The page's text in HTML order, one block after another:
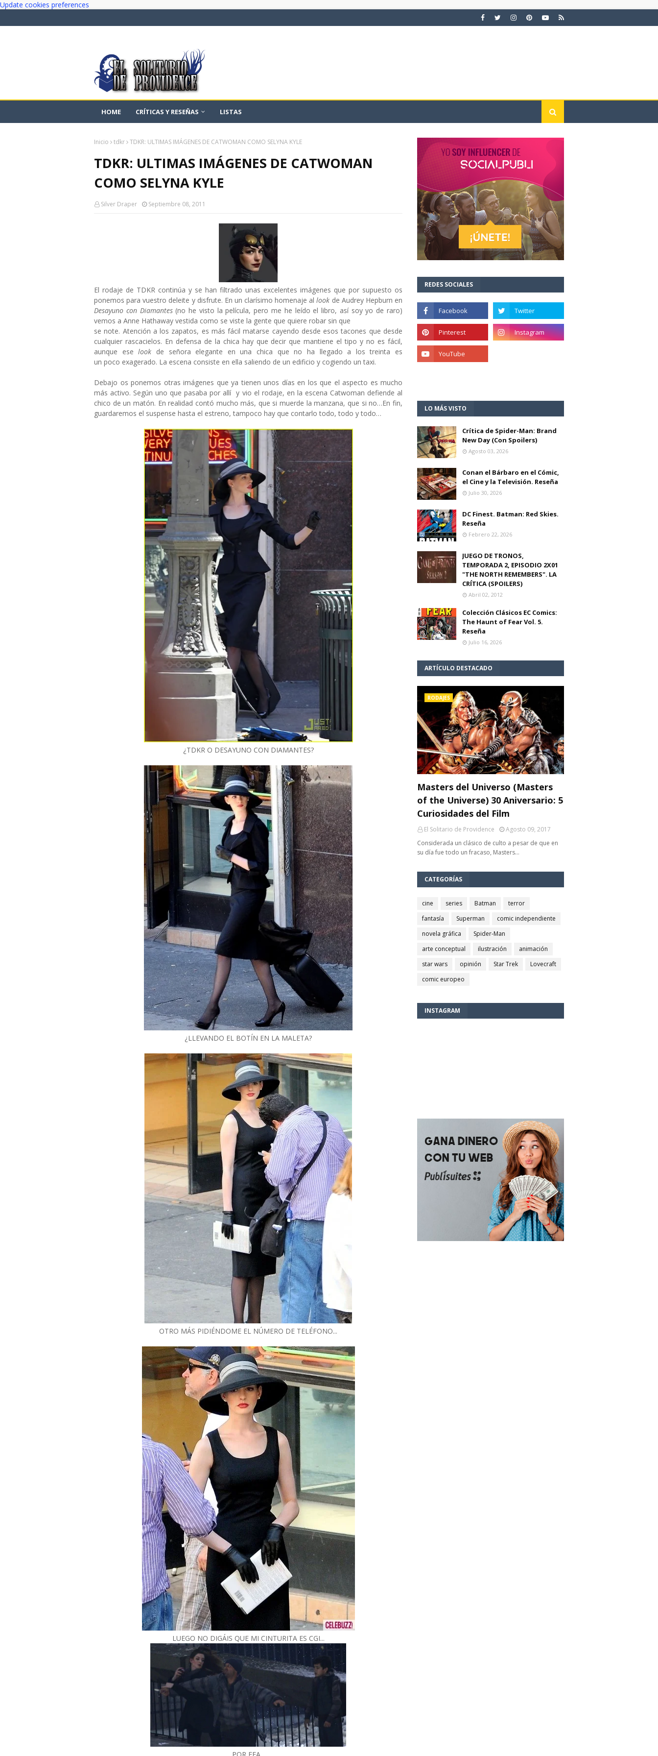
Update cookies preferences
HOME CRÍTICAS Y RESEÑAS LISTAS
Inicio tdkr TDKR: ULTIMAS IMÁGENES DE CATWOMAN COMO SELYNA KYLE
TDKR: ULTIMAS IMÁGENES DE CATWOMAN
COMO SELYNA KYLE
Silver Draper Septiembre 08, 2011
El rodaje de TDKR continúa y se han filtrado unas excelentes imágenes que por supuesto os
ponemos para vuestro deleite y disfrute. En un clarísimo homenaje allook de Audrey Hepburn en
Desayuno con Diamantes(no he visto la película, pero me he leído el libro, así soy yo de raro)
vemos a Anne Hathaway vestida como se viste la gente que quiere robar sin que
se note. Atención a los zapatos, es más fácil matarse cayendo desde esos tacones que desde
cualquier rascacielos. En defensa de la chica hay que decir que mantiene el tipo y no es fácil,
aunque eselook de señora elegante en una chica que no ha llegado a los treinta es
un poco exagerado. La escena consiste en ella saliendo de un edificio y cogiendo un taxi.
Debajo os ponemos otras imágenes que ya tienen unos días en los que el aspecto es mucho
más activo. Según uno que pasaba por allí y vio el rodaje, en la escena Catwoman defiende al
chico de un matón. En realidad contó mucho más, que si muerde la manzana, que si no…En fin,
guardaremos el suspense hasta el estreno, tampoco hay que contarlo todo, todo y todo…
¿TDKR O DESAYUNO CON DIAMANTES?
¿LLEVANDO EL BOTÍN EN LA MALETA?
OTRO MÁS PIDIÉNDOME EL NÚMERO DE TELÉFONO...
LUEGO NO DIGÁIS QUE MI CINTURITA ES CGI...
REDES SOCIALES
LO MÁS VISTO
Crítica de Spider-Man: Brand
New Day (Con Spoilers)
Agosto 03, 2026
Conan el Bárbaro en el Cómic,
el Cine y la Televisión. Reseña
Julio 30, 2026
DC Finest. Batman: Red Skies.
Reseña
Febrero 22, 2026
JUEGO DE TRONOS,
TEMPORADA 2, EPISODIO 2X01
"THE NORTH REMEMBERS". LA
CRÍTICA (SPOILERS)
Abril 02, 2012
Colección Clásicos EC Comics:
The Haunt of Fear Vol. 5.
Reseña
Julio 16, 2026
ARTÍCULO DESTACADO
RODAJES
Masters del Universo (Masters
of the Universe) 30 Aniversario: 5
Curiosidades del Film
El Solitario de Providence
Agosto 09, 2017
Considerada un clásico de culto a pesar de que en
su día fue todo un fracaso, Masters…
CATEGORÍAS
cine series Batman
terror
fantasía
Superman
comic independiente
novela gráfica
Spider-Man
arte conceptual
ilustración
animación
star wars
opinión Star Trek
Lovecraft
comic europeo
INSTAGRAM